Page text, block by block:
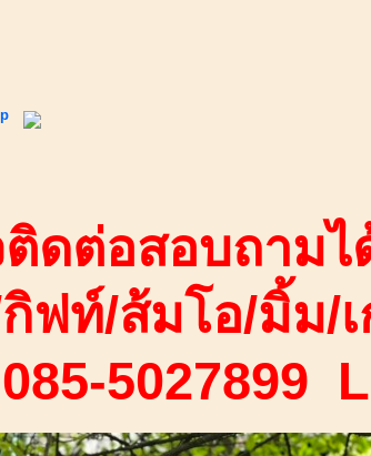
ดต่อสอบถาม
กิฟท์/ส้มโอ/มิ้ม/
5027899